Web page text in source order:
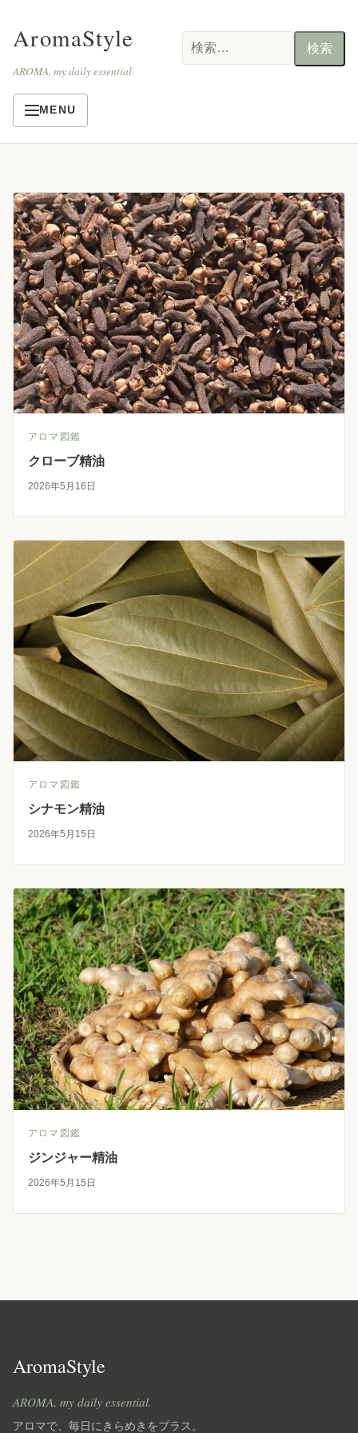
AromaStyle
AROMA, my daily essential.
MENU
検
索:
アロマ図鑑
クローブ精油
2026年5月16日
アロマ図鑑
シナモン精油
2026年5月15日
アロマ図鑑
ジンジャー精油
2026年5月15日
AromaStyle
AROMA, my daily essential.
アロマで、毎日にきらめきをプラス。